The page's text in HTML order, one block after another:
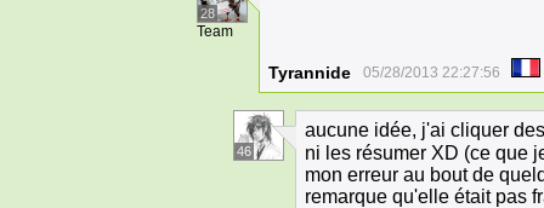
28
Team
Tyrannide 05/28/2013 22:27:56
46
aucune idée, j'ai cliquer
ni les résumer XD (ce que
mon erreur au bout de
remarque qu'elle était pas